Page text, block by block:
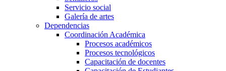
Servicio social
Galería de artes
Dependencias
Coordinación Académica
Procesos académicos
Procesos tecnológicos
Capacitación de docentes